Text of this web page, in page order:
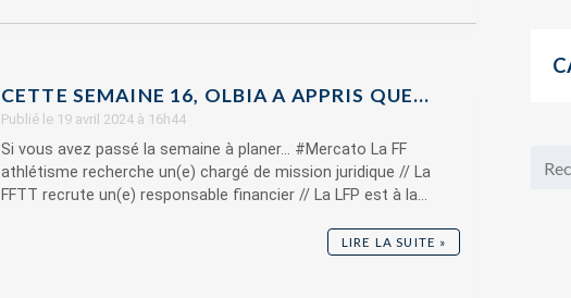
CETTE SEMAINE 16, OLBIA A APPRIS QUE…
Publié le 19 avril 2024 à 16h44
Si vous avez passé la semaine à planer... #Mercato La FF
athlétisme recherche un(e) chargé de mission juridique // La
FFTT recrute un(e) responsable financier // La LFP est à la...
LIRE LA SUITE »